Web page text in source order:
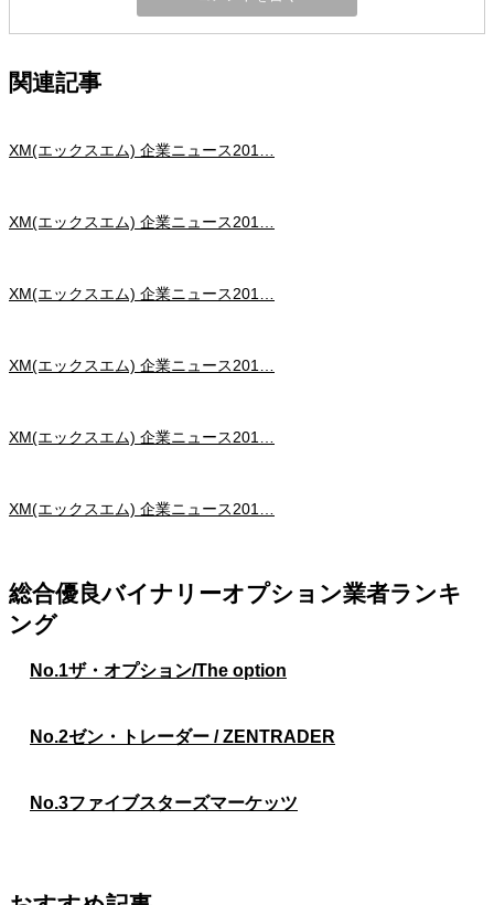
関連記事
XM(エックスエム) 企業ニュース201…
XM(エックスエム) 企業ニュース201…
XM(エックスエム) 企業ニュース201…
XM(エックスエム) 企業ニュース201…
XM(エックスエム) 企業ニュース201…
XM(エックスエム) 企業ニュース201…
総合優良バイナリーオプション業者ランキ
ング
No.1ザ・オプション/The option
No.2ゼン・トレーダー / ZENTRADER
No.3ファイブスターズマーケッツ